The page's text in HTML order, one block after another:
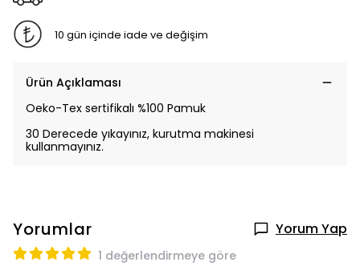
10 gün içinde iade ve değişim
Ürün Açıklaması
Oeko-Tex sertifikalı %100 Pamuk
30 Derecede yıkayınız, kurutma makinesi
kullanmayınız.
Yorumlar Yorum Yap
1 değerlendirmeye göre